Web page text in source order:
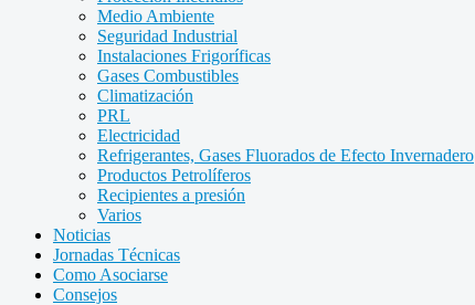
Medio Ambiente
Seguridad Industrial
Instalaciones Frigoríficas
Gases Combustibles
Climatización
PRL
Electricidad
Refrigerantes, Gases Fluorados de Efecto Invernadero
Productos Petrolíferos
Recipientes a presión
Varios
Noticias
Jornadas Técnicas
Como Asociarse
Consejos